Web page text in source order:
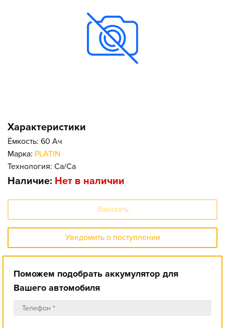
Характеристики
Ёмкость: 60 Ач
Марка: PLATIN
Технология: Ca/Ca
Наличие: Нет в наличии
Заказать
Уведомить о поступлении
Поможем подобрать аккумулятор для
Вашего автомобиля